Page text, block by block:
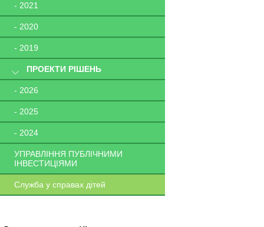
- 2021
- 2020
- 2019
ПРОЕКТИ РІШЕНЬ
- 2026
- 2025
- 2024
УПРАВЛІННЯ ПУБЛІЧНИМИ
ІНВЕСТИЦІЯМИ
Служба у справах дітей